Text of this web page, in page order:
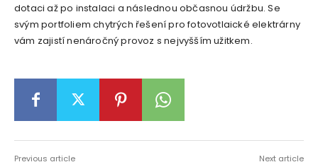
dotaci až po instalaci a následnou občasnou údržbu. Se
svým portfoliem chytrých řešení pro fotovotlaické elektrárny
vám zajistí nenáročný provoz s nejvyšším užitkem.
Previous article Next article